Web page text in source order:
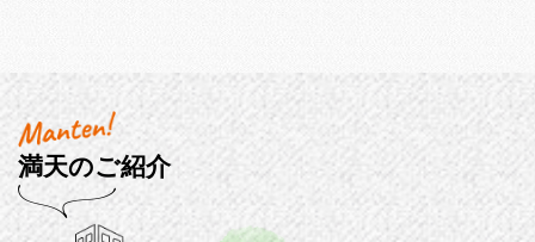
満天のご紹介